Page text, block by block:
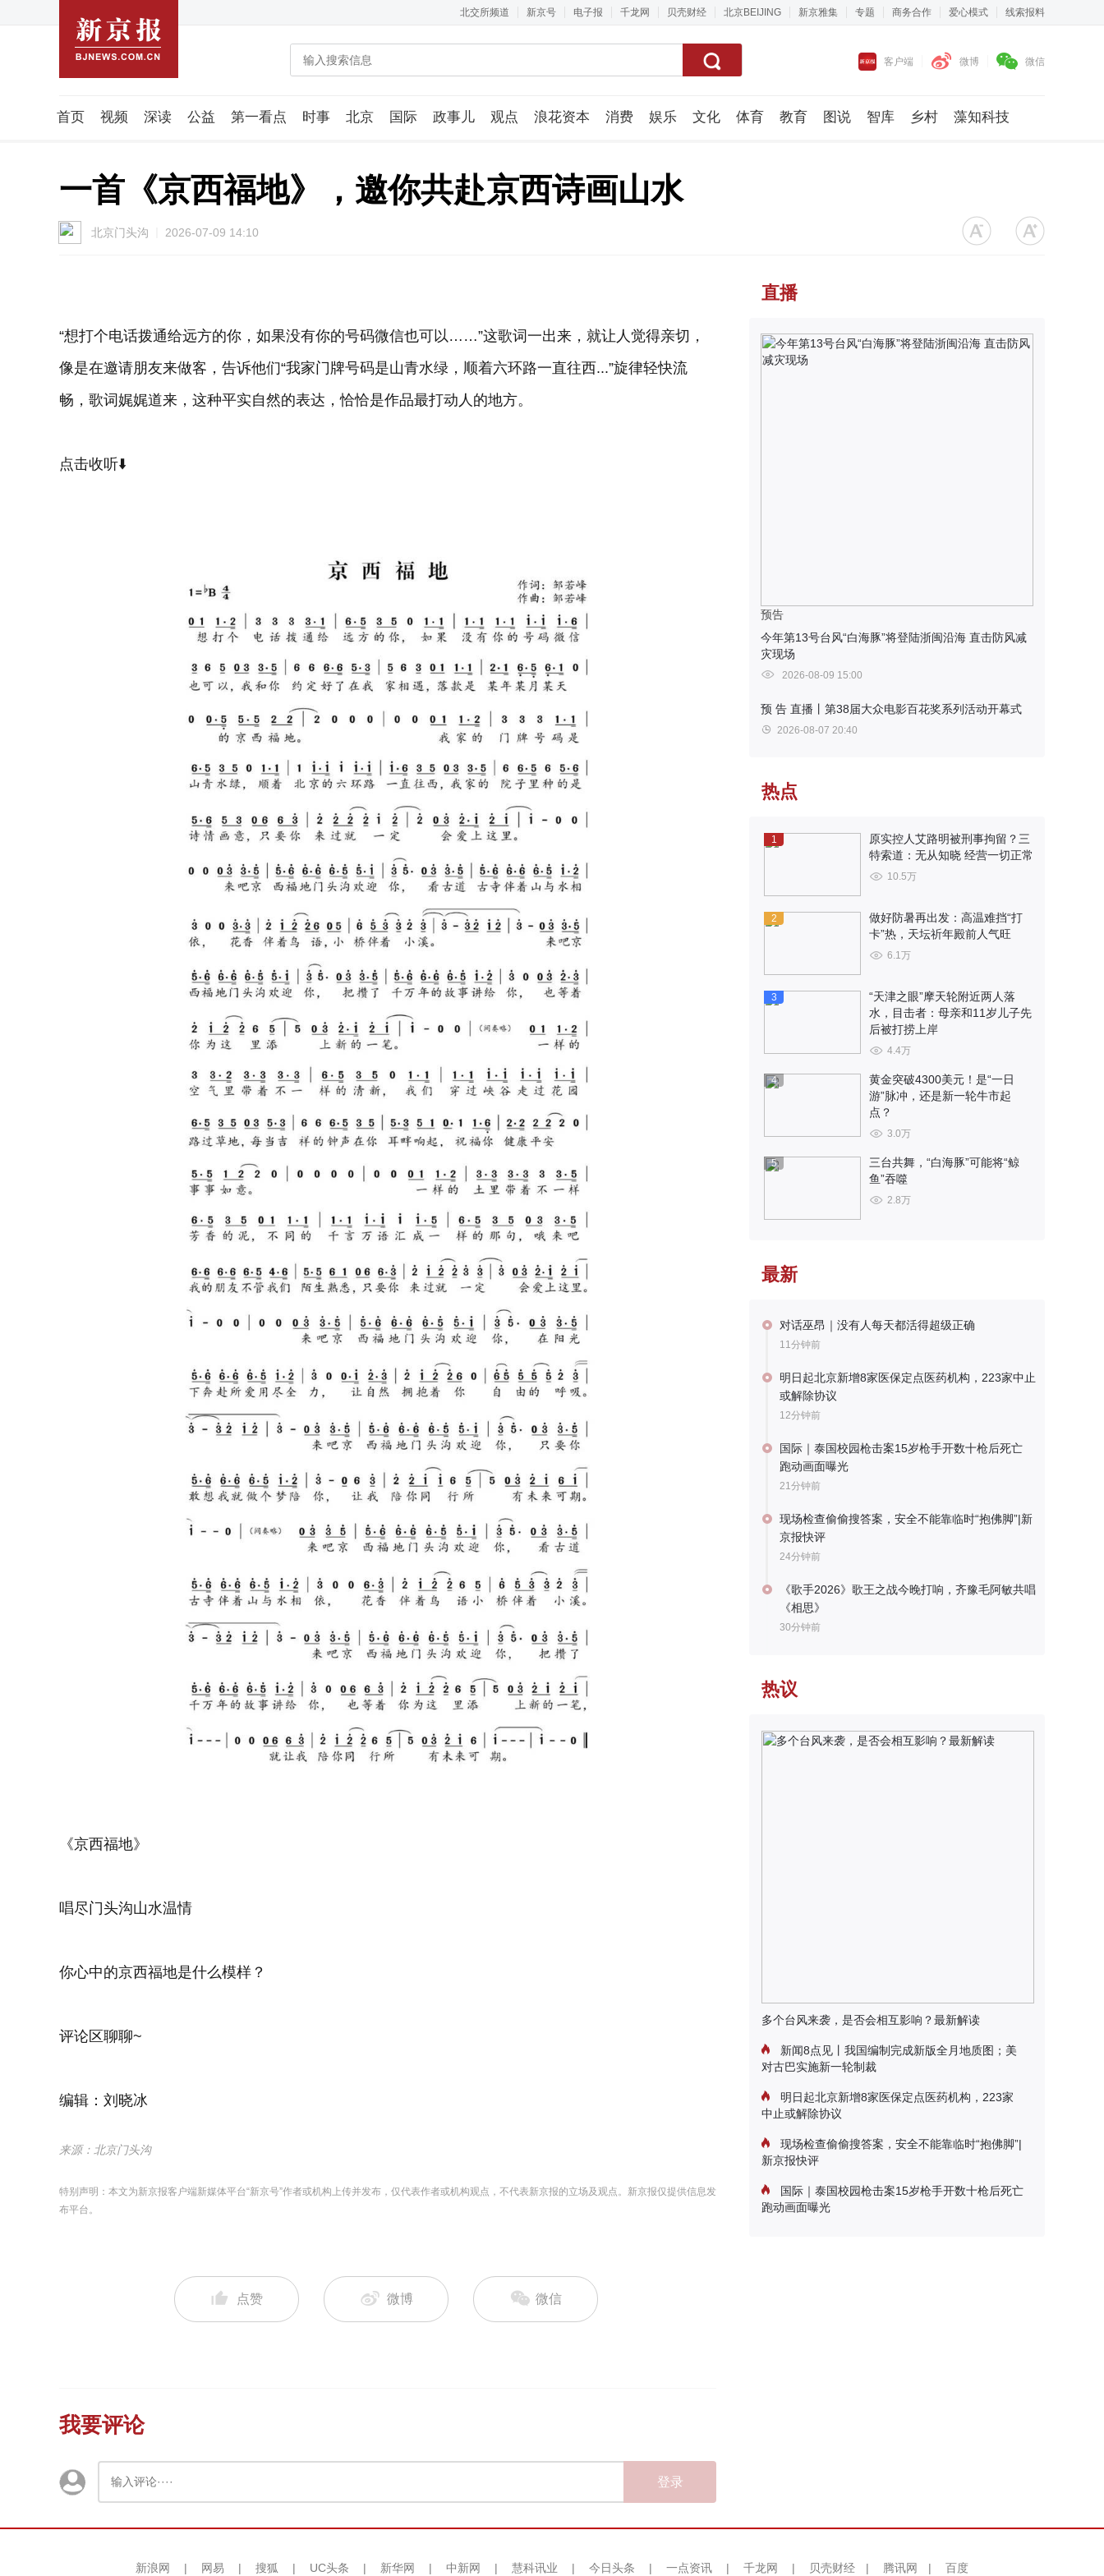
北交所频道 新京号 电子报 千龙网 贝壳财经 北京BEIJING 新京雅集 专题 商务合作 爱心模式 线索报料
客户端 微博 微信
首页 视频 深读 公益 第一看点 时事 北京 国际 政事儿 观点 浪花资本 消费 娱乐 文化 体育 教育 图说 智库 乡村 藻知科技
一首《京西福地》，邀你共赴京西诗画山水
北京门头沟 2026-07-09 14:10
“想打个电话拨通给远方的你，如果没有你的号码微信也可以……”这歌词一出来，就让人觉得亲切，
像是在邀请朋友来做客，告诉他们“我家门牌号码是山青水绿，顺着六环路一直往西...”旋律轻快流
畅，歌词娓娓道来，这种平实自然的表达，恰恰是作品最打动人的地方。
点击收听⬇️
《京西福地》
唱尽门头沟山水温情
你心中的京西福地是什么模样？
评论区聊聊~
编辑：刘晓冰
来源：北京门头沟
特别声明：本文为新京报客户端新媒体平台“新京号”作者或机构上传并发布，仅代表作者或机构观点，不代表新京报的立场及观点。新京报仅提供信息发
布平台。
点赞 微博 微信
我要评论
登录
直播
预告
今年第13号台风“白海豚”将登陆浙闽沿海 直击防风减
灾现场
2026-08-09 15:00
预 告 直播丨第38届大众电影百花奖系列活动开幕式
2026-08-07 20:40
热点
1
原实控人艾路明被刑事拘留？三
特索道：无从知晓 经营一切正常
10.5万
2
做好防暑再出发：高温难挡“打
卡”热，天坛祈年殿前人气旺
6.1万
3
“天津之眼”摩天轮附近两人落
水，目击者：母亲和11岁儿子先
后被打捞上岸
4.4万
4
黄金突破4300美元！是“一日
游”脉冲，还是新一轮牛市起
点？
3.0万
5
三台共舞，“白海豚”可能将“鲸
鱼”吞噬
2.8万
最新
对话巫昂｜没有人每天都活得超级正确
11分钟前
明日起北京新增8家医保定点医药机构，223家中止
或解除协议
12分钟前
国际｜泰国校园枪击案15岁枪手开数十枪后死亡
跑动画面曝光
21分钟前
现场检查偷偷搜答案，安全不能靠临时“抱佛脚”|新
京报快评
24分钟前
《歌手2026》歌王之战今晚打响，齐豫毛阿敏共唱
《相思》
30分钟前
热议
多个台风来袭，是否会相互影响？最新解读
新闻8点见丨我国编制完成新版全月地质图；美
对古巴实施新一轮制裁
明日起北京新增8家医保定点医药机构，223家
中止或解除协议
现场检查偷偷搜答案，安全不能靠临时“抱佛脚”|
新京报快评
国际｜泰国校园枪击案15岁枪手开数十枪后死亡
跑动画面曝光
新浪网 | 网易 | 搜狐 | UC头条 | 新华网 | 中新网 | 慧科讯业 | 今日头条 | 一点资讯 | 千龙网 | 贝壳财经 | 腾讯网 | 百度